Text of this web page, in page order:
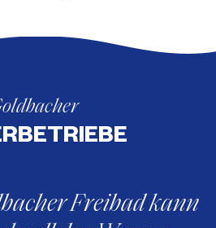
Freibad kann